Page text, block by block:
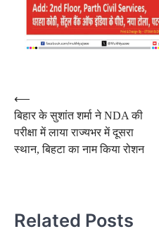
Post
navigation
⟵
बिहार के सुशांत शर्मा ने NDA की
परीक्षा में लाया राज्यभर में दूसरा
स्थान, बिहटा का नाम किया रोशन
Related Posts